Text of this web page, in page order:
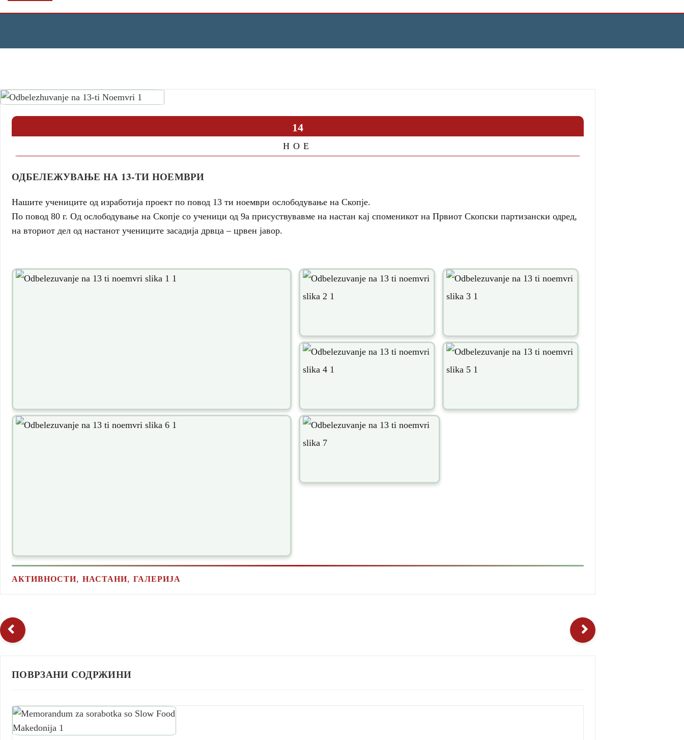
14
НОЕ
ОДБЕЛЕЖУВАЊЕ НА 13-ТИ НОЕМВРИ
Нашите учениците од изработија проект по повод 13 ти ноември ослободување на Скопје.
По повод 80 г. Од ослободување на Скопје со ученици од 9а присуствувавме на настан кај споменикот на Првиот Скопски партизански одред,
на вториот дел од настанот учениците засадија дрвца – црвен јавор.
АКТИВНОСТИ, НАСТАНИ, ГАЛЕРИЈА
ПОВРЗАНИ СОДРЖИНИ